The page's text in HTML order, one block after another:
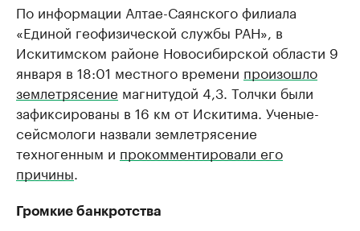
По информации Алтае-Саянского филиала
«Единой геофизической службы РАН», в
Искитимском районе Новосибирской области 9
января в 18:01 местного времени произошло
землетрясение магнитудой 4,3. Толчки были
зафиксированы в 16 км от Искитима. Ученые-
сейсмологи назвали землетрясение
техногенным и прокомментировали его
причины
Громкие банкротства